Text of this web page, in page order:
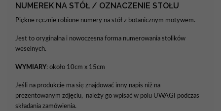
NUMEREK NA STÓŁ / OZNACZENIE STOŁU
Piękne ręcznie robione numery na stół z botanicznym motywem.
Jest to oryginalna i nowoczesna forma numerowania stolików
weselnych.
WYMIARY: około 10cm x 15cm
Jeśli na produkcie ma się znajdować inny napis niż na
prezentowanym zdjęciu, należy go wpisać w polu UWAGI podczas
składania zamówienia.